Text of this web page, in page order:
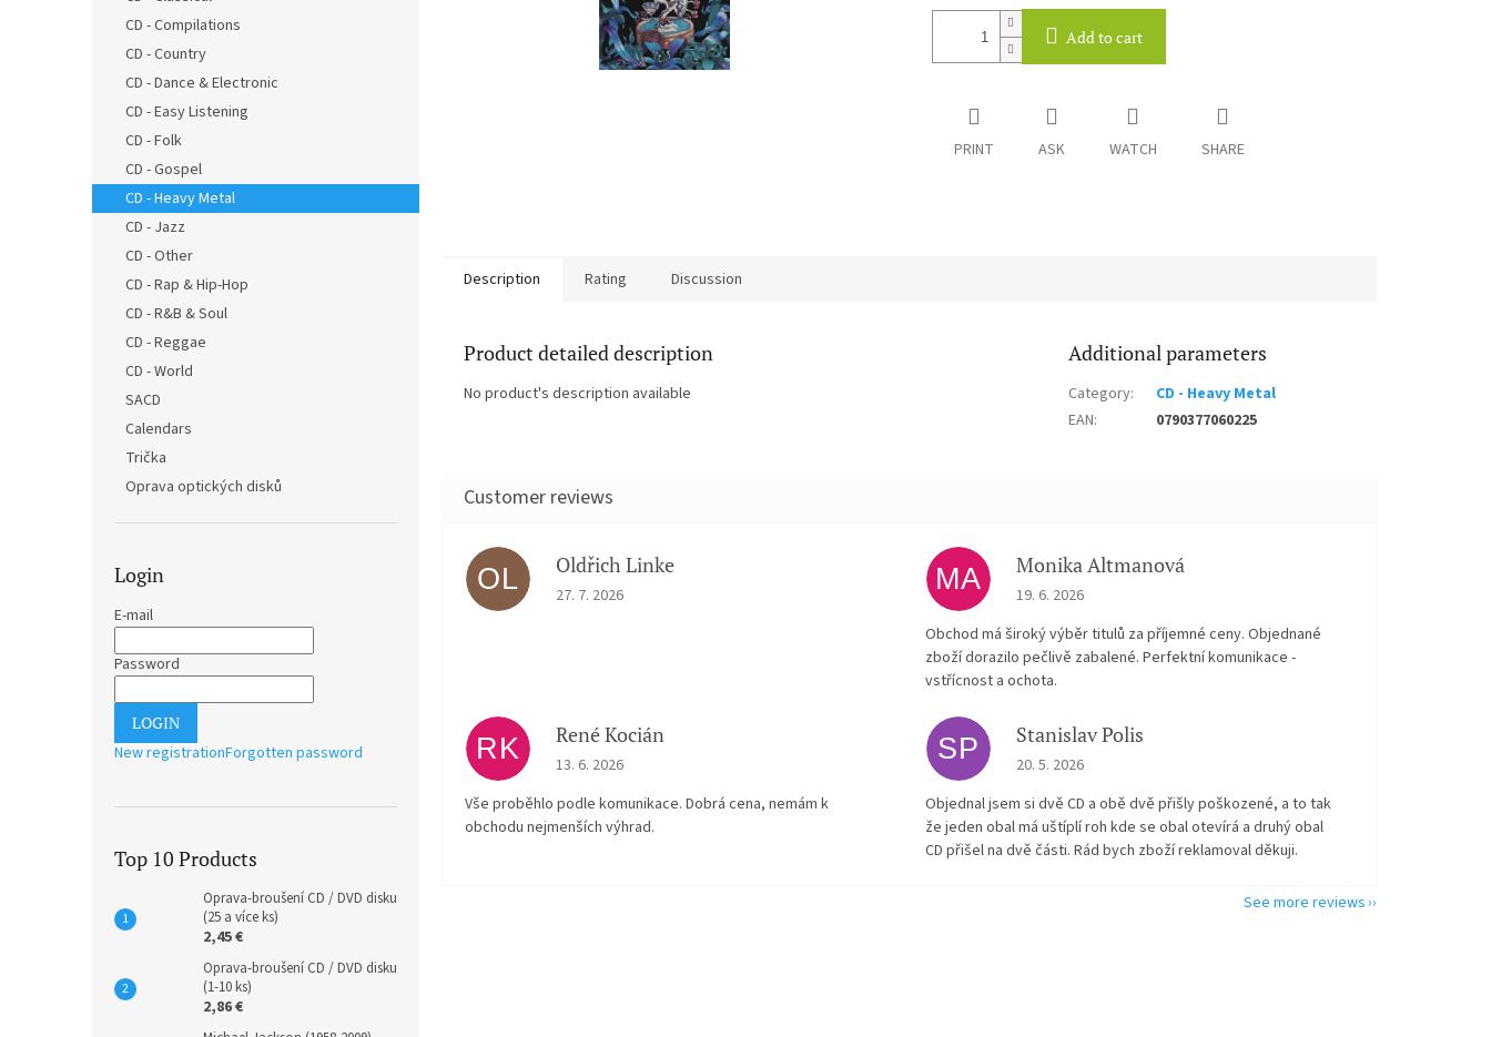
CD - Compilations
CD - Country
CD - Dance & Electronic
CD - Easy Listening
CD - Folk
CD - Gospel
CD - Heavy Metal
CD - Jazz
CD - Other
CD - Rap & Hip-Hop
CD - R&B & Soul
CD - Reggae
CD - World
SACD
Calendars
Trička
Oprava optických disků
Login
E-mail
Password
LOGIN
New registrationForgotten password
Top 10 Products
Oprava-broušení CD / DVD disku
(25 a více ks)
2,45 €
Oprava-broušení CD / DVD disku
(1-10 ks)
2,86 €
Add to cart
PRINT ASK WATCH SHARE
Description Rating Discussion
Product detailed description
No product's description available
Additional parameters
Category:
CD - Heavy Metal
EAN: 0790377060225
OL Oldřich Linke
The store rating is 5 out of 5 stars.
27. 7. 2026 MA Monika Altmanová
The store rating is 5 out of 5 stars.
19. 6. 2026
Obchod má široký výběr titulů za příjemné ceny. Objednané
zboží dorazilo pečlivě zabalené. Perfektní komunikace -
vstřícnost a ochota.
RK René Kocián
The store rating is 5 out of 5 stars.
13. 6. 2026
Vše proběhlo podle komunikace. Dobrá cena, nemám k
obchodu nejmenších výhrad.
SP Stanislav Polis
The store rating is 2 out of 5 stars.
20. 5. 2026
Objednal jsem si dvě CD a obě dvě přišly poškozené, a to tak
že jeden obal má uštíplí roh kde se obal otevírá a druhý obal
CD přišel na dvě části. Rád bych zboží reklamoval děkuji.
See more reviews